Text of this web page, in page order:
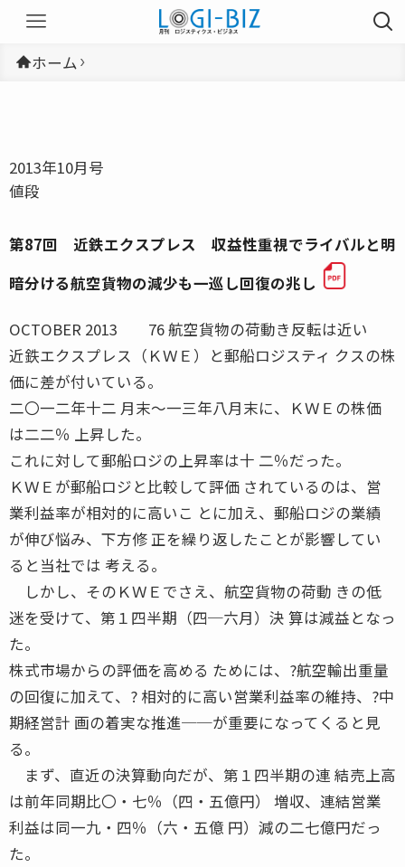
ホーム
2013年10月号
値段
第87回 近鉄エクスプレス 収益性重視でライバルと明
暗分ける航空貨物の減少も一巡し回復の兆し
OCTOBER 2013 76 航空貨物の荷動き反転は近い
近鉄エクスプレス（ＫＷＥ）と郵船ロジスティ クスの株
価に差が付いている。
二〇一二年十二 月末〜一三年八月末に、ＫＷＥの株価
は二二％ 上昇した。
これに対して郵船ロジの上昇率は十 二％だった。
ＫＷＥが郵船ロジと比較して評価 されているのは、営
業利益率が相対的に高いこ とに加え、郵船ロジの業績
が伸び悩み、下方修 正を繰り返したことが影響してい
ると当社では 考える。
しかし、そのＫＷＥでさえ、航空貨物の荷動 きの低
迷を受けて、第１四半期（四─六月）決 算は減益となっ
た。
株式市場からの評価を高める ためには、?航空輸出重量
の回復に加えて、? 相対的に高い営業利益率の維持、?中
期経営計 画の着実な推進──が重要になってくると見
る。
まず、直近の決算動向だが、第１四半期の連 結売上高
は前年同期比〇・七％（四・五億円） 増収、連結営業
利益は同一九・四％（六・五億 円）減の二七億円だっ
た。